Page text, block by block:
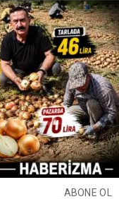
ABONE OL